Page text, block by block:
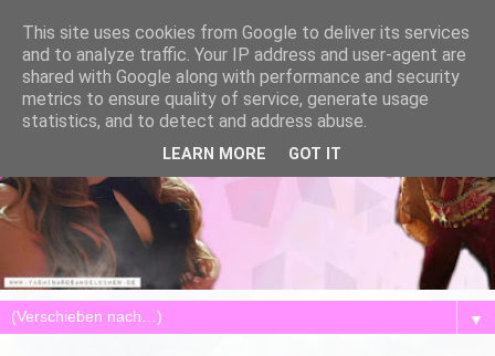
▼
This site uses cookies from Google to deliver its services
and to analyze traffic. Your IP address and user-agent are
shared with Google along with performance and security
metrics to ensure quality of service, generate usage
statistics, and to detect and address abuse.
LEARN MORE GOT IT